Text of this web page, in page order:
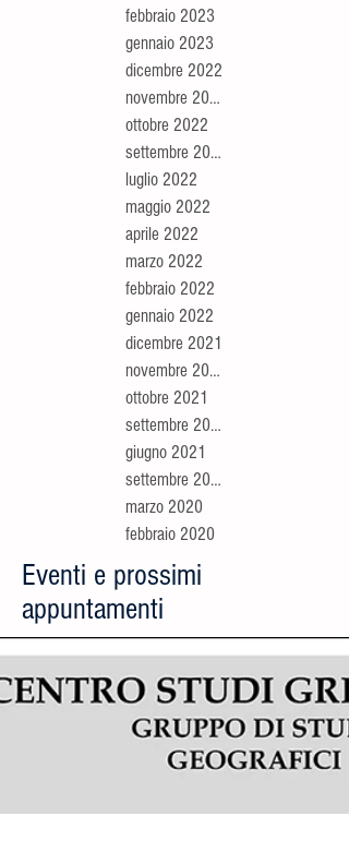
febbraio 2023
gennaio 2023
dicembre 2022
novembre 2022
ottobre 2022
settembre 2022
luglio 2022
maggio 2022
aprile 2022
marzo 2022
febbraio 2022
gennaio 2022
dicembre 2021
novembre 2021
ottobre 2021
settembre 2021
giugno 2021
settembre 2020
marzo 2020
febbraio 2020
Eventi e prossimi
appuntamenti